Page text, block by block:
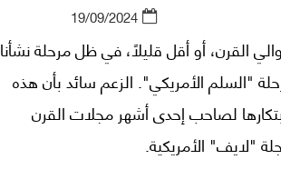
19/09/2024
القرن، أو أقل قليلاً، في ظل مرحلة نشأنا
"السلم الأمريكي". الزعم سائد بأن هذه
لصاحب إحدى أشهر مجلات القرن
"لايف" الأمريكية.